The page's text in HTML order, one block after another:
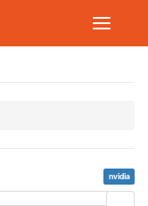
nvidia